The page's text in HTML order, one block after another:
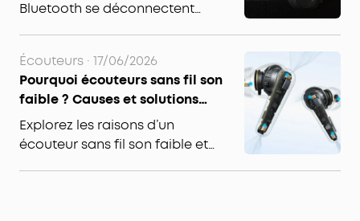
Bluetooth se déconnectent
lesquelles vos écouteurs
Bluetooth se déconnectent,
ainsi que quelques solutions
simples pour remédier au
problème.
Écouteurs · 17/06/2026
Pourquoi écouteurs sans fil son
faible ? Causes et solutions
pour un son clair et puissant !
Explorez les raisons d’un
écouteur sans fil son faible et